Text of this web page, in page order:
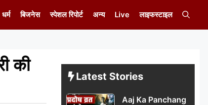
धर्म बिजनेस स्पेशल रिपोर्ट अन्य Live लाइफस्टाइल
की
Latest Stories
Aaj Ka Panchang